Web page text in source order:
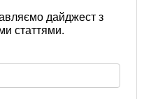
дайджест з
статтями.